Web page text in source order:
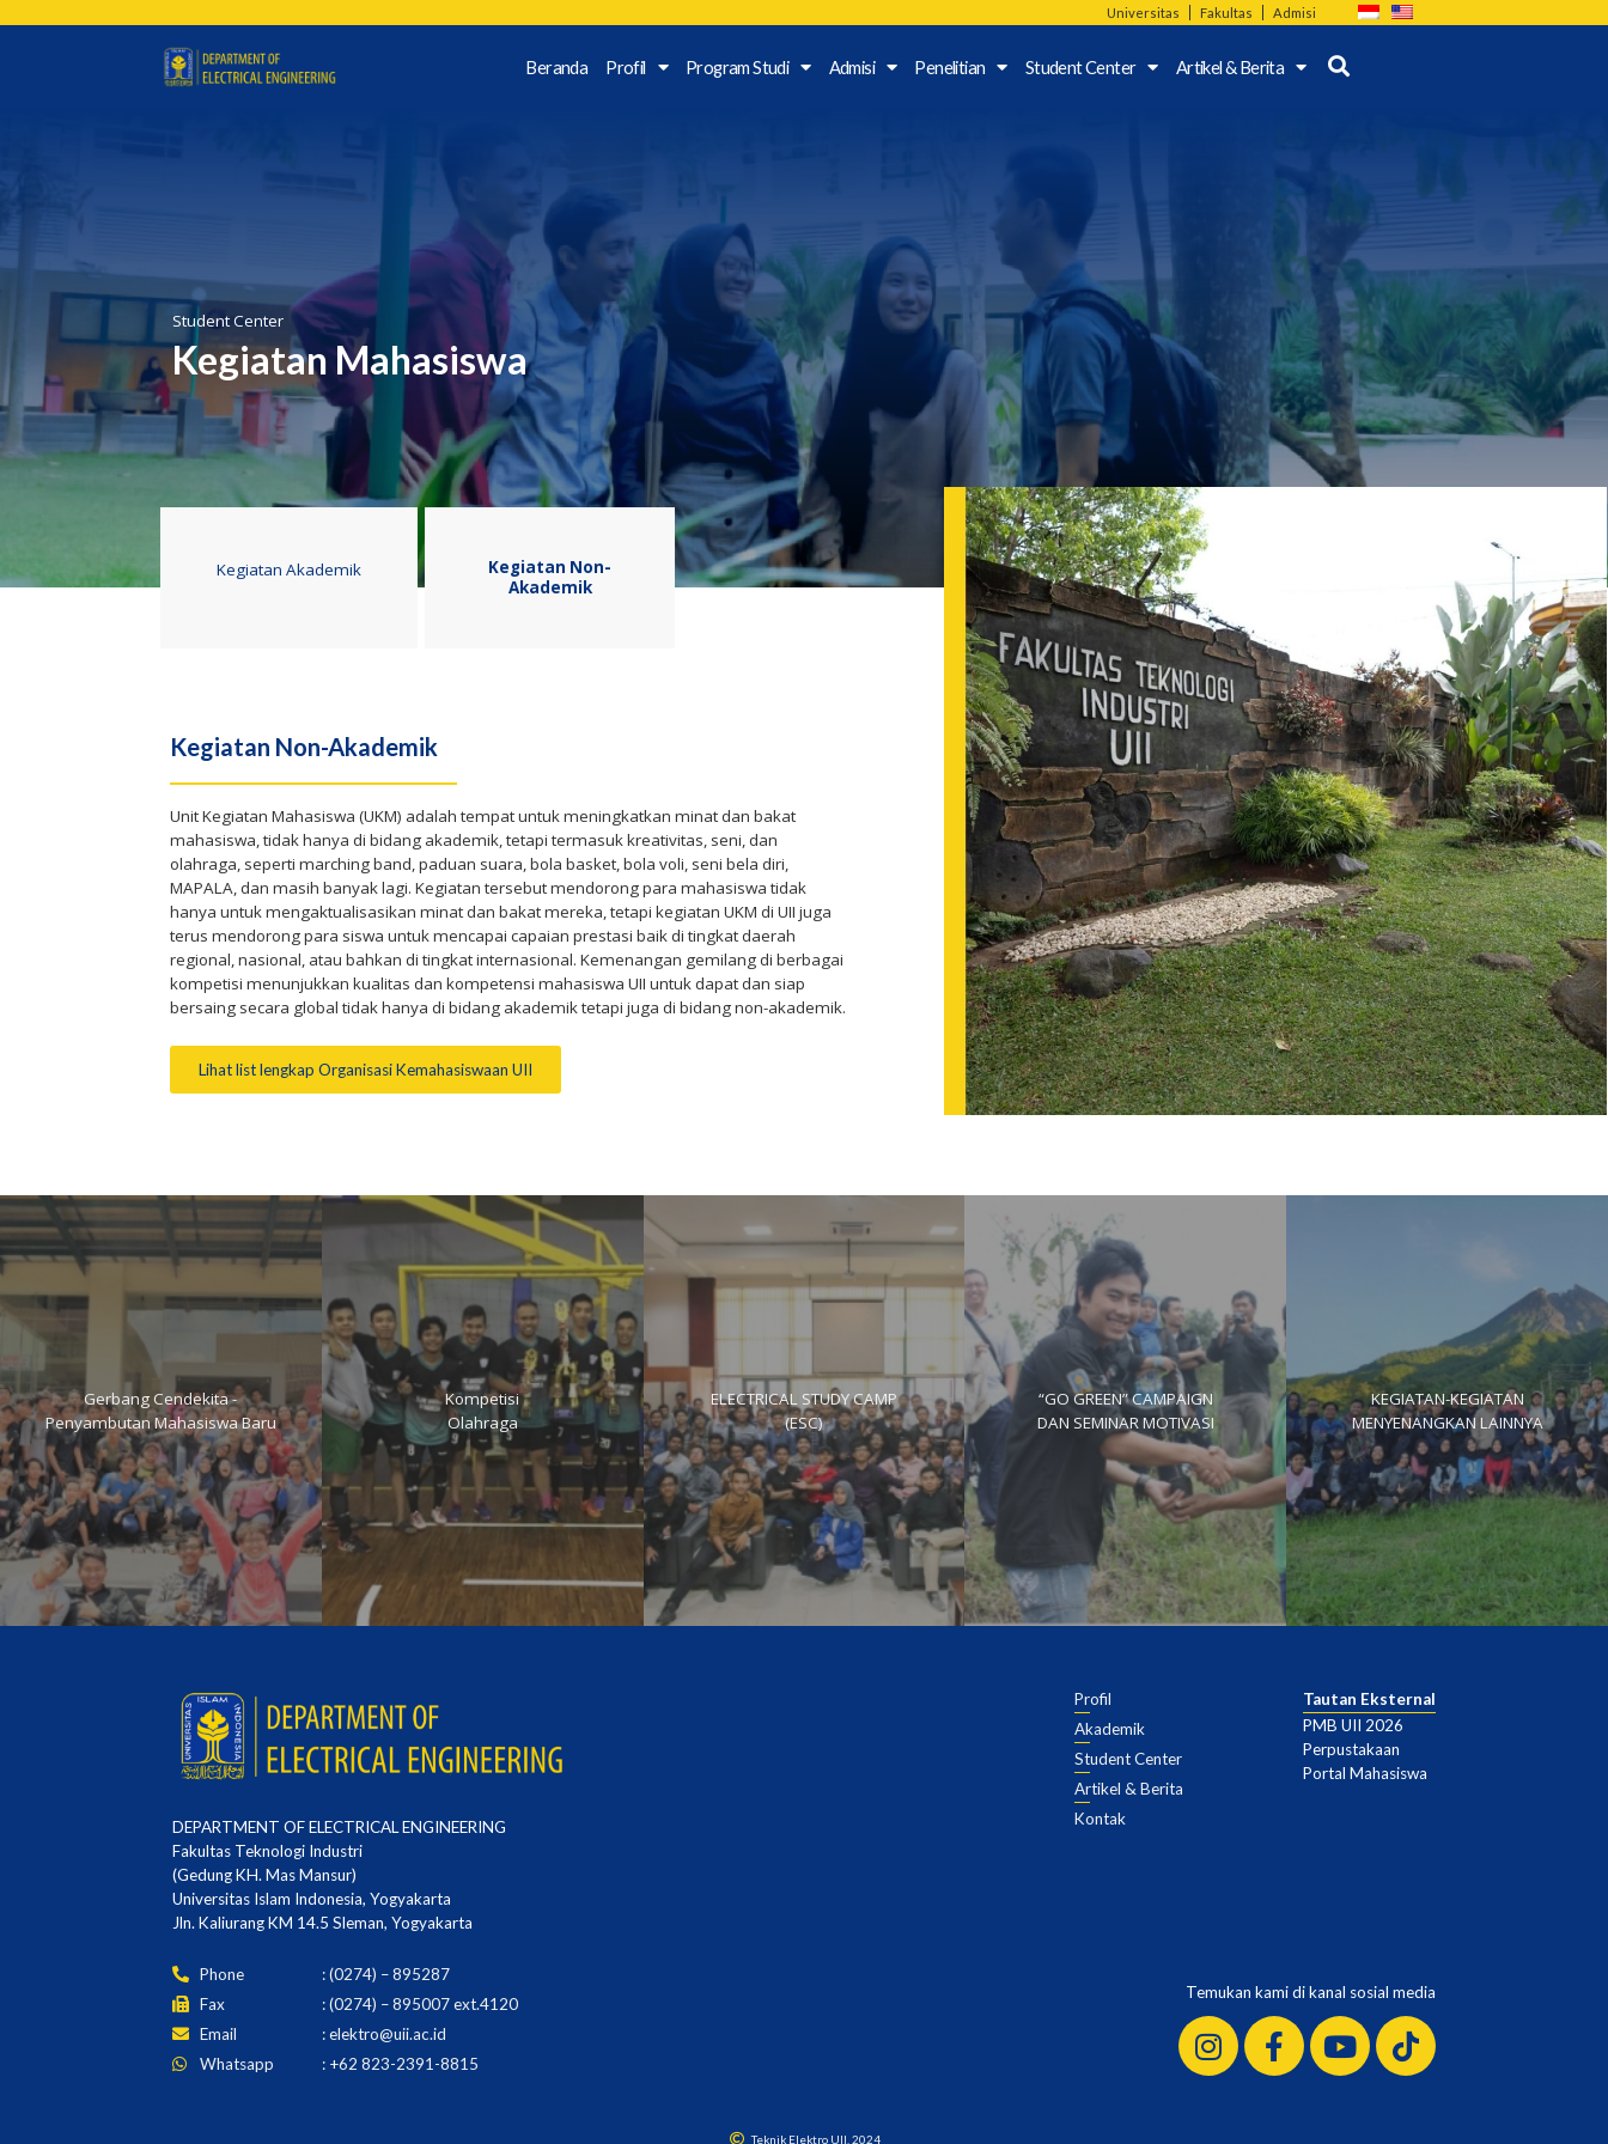
Universitas Fakultas Admisi
Beranda Profil Program Studi Admisi Penelitian Student Center Artikel & Berita
Student Center
Kegiatan Mahasiswa
Kegiatan Akademik
Kegiatan Non-
Akademik
Kegiatan Non-Akademik
Unit Kegiatan Mahasiswa (UKM) adalah tempat untuk meningkatkan minat dan bakat
mahasiswa, tidak hanya di bidang akademik, tetapi termasuk kreativitas, seni, dan
olahraga, seperti marching band, paduan suara, bola basket, bola voli, seni bela diri,
MAPALA, dan masih banyak lagi. Kegiatan tersebut mendorong para mahasiswa tidak
hanya untuk mengaktualisasikan minat dan bakat mereka, tetapi kegiatan UKM di UII juga
terus mendorong para siswa untuk mencapai capaian prestasi baik di tingkat daerah
regional, nasional, atau bahkan di tingkat internasional. Kemenangan gemilang di berbagai
kompetisi menunjukkan kualitas dan kompetensi mahasiswa UII untuk dapat dan siap
bersaing secara global tidak hanya di bidang akademik tetapi juga di bidang non-akademik.
Lihat list lengkap Organisasi Kemahasiswaan UII
Gerbang Cendekita -
Penyambutan Mahasiswa Baru
Kompetisi
Olahraga
ELECTRICAL STUDY CAMP
(ESC)
“GO GREEN” CAMPAIGN
DAN SEMINAR MOTIVASI
KEGIATAN-KEGIATAN
MENYENANGKAN LAINNYA
DEPARTMENT OF ELECTRICAL ENGINEERING
Fakultas Teknologi Industri
(Gedung KH. Mas Mansur)
Universitas Islam Indonesia, Yogyakarta
Jln. Kaliurang KM 14.5 Sleman, Yogyakarta
Phone
Fax
Email
Whatsapp
: (0274) – 895287
: (0274) – 895007 ext.4120
:elektro@uii.ac.id
: +62 823-2391-8815
Profil
Akademik
Student Center
Artikel & Berita
Kontak
Tautan Eksternal
PMB UII 2026
Perpustakaan
Portal Mahasiswa
Temukan kami di kanal sosial media
Instagram
Facebook-
f
YoutubeTiktok
Teknik Elektro UII, 2024